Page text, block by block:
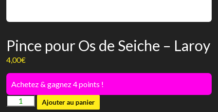
Pince pour Os de Seiche – Laroy
4,00€
Achetez & gagnez 4 points !
quantité
Ajouter au panier